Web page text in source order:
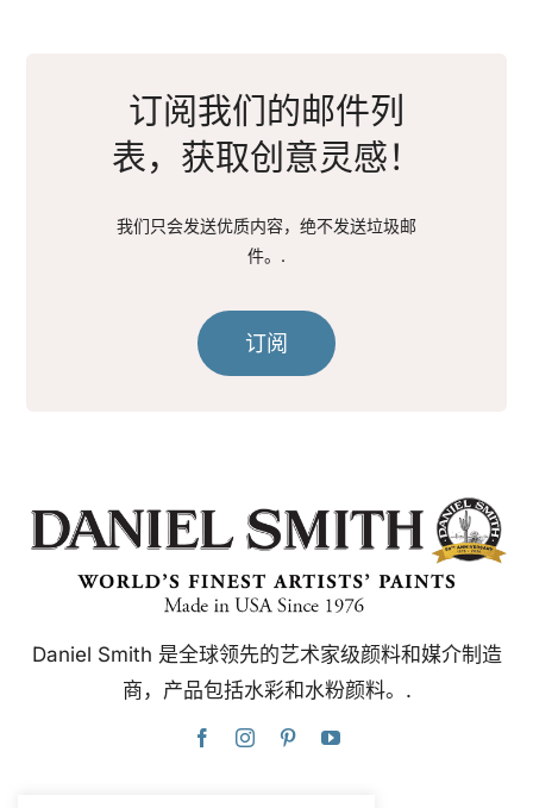
订阅我们的邮件列
表，获取创意灵感！
我们只会发送优质内容，绝不发送垃圾邮
件。.
订阅
Daniel Smith 是全球领先的艺术家级颜料和媒介制造
商，产品包括水彩和水粉颜料。.